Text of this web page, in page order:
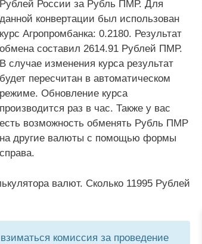
Рублей России за Рубль ПМР. Для
данной конвертации был использован
курс Агропромбанка: 0.2180. Результат
обмена составил 2614.91 Рублей ПМР.
В случае изменения курса результат
будет пересчитан в автоматическом
режиме. Обновление курса
производится раз в час. Также у вас
есть возможность обменять Рубль ПМР
на другие валюты с помощью формы
справа.
валют. Сколько 11995 Рублей
комиссия за проведение